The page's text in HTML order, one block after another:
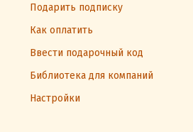
Подарить подписку
Как оплатить
Ввести подарочный код
Библиотека для компаний
Настройки